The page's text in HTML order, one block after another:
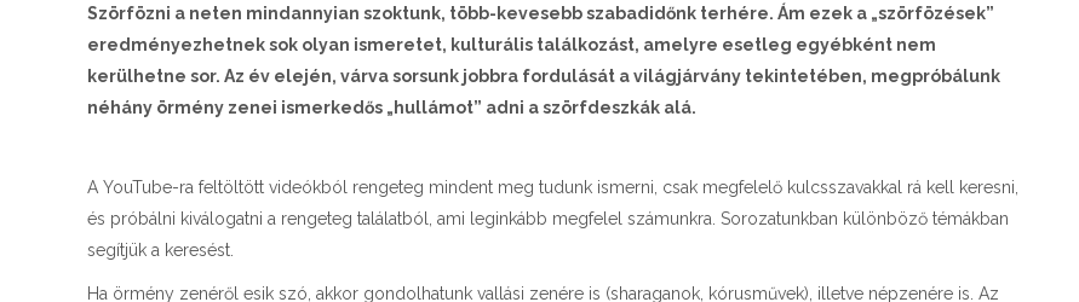
Szörfözni a neten mindannyian szoktunk, több-kevesebb szabadidőnk terhére. Ám ezek a „szörfözések”
eredményezhetnek sok olyan ismeretet, kulturális találkozást, amelyre esetleg egyébként nem
kerülhetne sor. Az év elején, várva sorsunk jobbra fordulását a világjárvány tekintetében, megpróbálunk
néhány örmény zenei ismerkedős „hullámot” adni a szörfdeszkák alá.
A YouTube-ra feltöltött videókból rengeteg mindent meg tudunk ismerni, csak megfelelő kulcsszavakkal rá kell keresni,
és próbálni kiválogatni a rengeteg találatból, ami leginkább megfelel számunkra. Sorozatunkban különböző témákban
segítjük a keresést.
Ha örmény zenéről esik szó, akkor gondolhatunk vallási zenére is (sharaganok, kórusművek), illetve népzenére is. Az